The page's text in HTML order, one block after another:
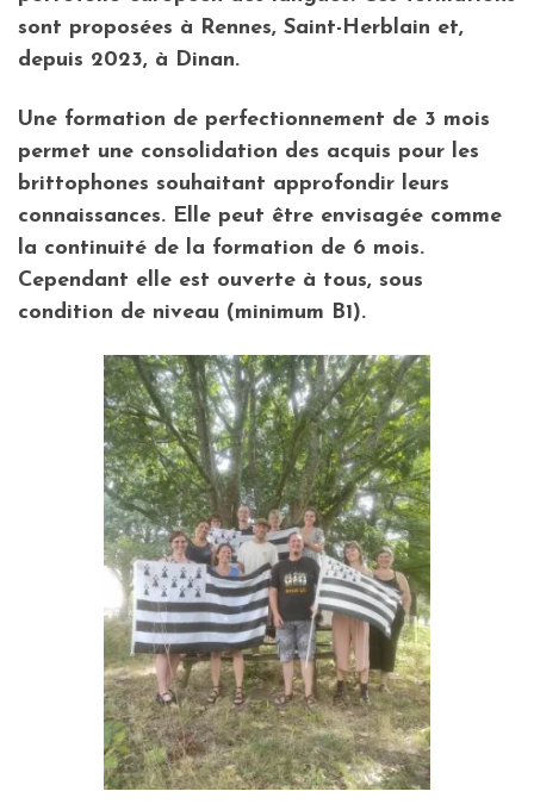
sont proposées à Rennes, Saint-Herblain et,
depuis 2023, à Dinan.
Une formation de perfectionnement de 3 mois
permet une consolidation des acquis pour les
brittophones souhaitant approfondir leurs
connaissances. Elle peut être envisagée comme
la continuité de la formation de 6 mois.
Cependant elle est ouverte à tous, sous
condition de niveau (minimum B1).